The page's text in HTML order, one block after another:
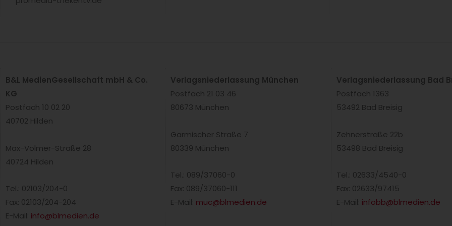
B&L MedienGesellschaft mbH & Co.
KG
Postfach 10 02 20
40702 Hilden
Max-Volmer-Straße 28
40724 Hilden
Tel.: 02103/204-0
Fax: 02103/204-204
E-Mail: info@blmedien.de
Verlagsniederlassung München
Postfach 21 03 46
80673 München
Garmischer Straße 7
80339 München
Tel.: 089/37060-0
Fax: 089/37060-111
E-Mail: muc@blmedien.de
Verlagsniederlassung Bad
Postfach 1363
53492 Bad Breisig
Zehnerstraße 22b
53498 Bad Breisig
Tel.: 02633/4540-0
Fax: 02633/97415
E-Mail: infobb@blmedien.de